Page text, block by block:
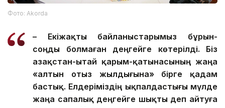
Фото: Аkorda
– Екіжақты байланыстарымыз бұрын-
соңды болмаған деңгейге көтерілді. Біз
Қазақстан-Қытай қарым-қатынасының жаңа
«алтын отыз жылдығына» бірге қадам
бастық. Елдеріміздің ықпалдастығы мүлде
жаңа сапалық деңгейге шықты деп айтуға